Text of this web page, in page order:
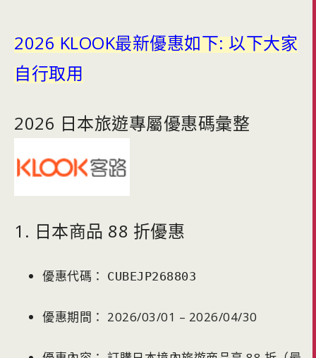
2026 KLOOK最新優惠如下: 以下大家
自行取用
2026 日本旅遊專屬優惠碼彙整
1. 日本商品 88 折優惠
優惠代碼： CUBEJP268803
優惠期間： 2026/03/01 – 2026/04/30